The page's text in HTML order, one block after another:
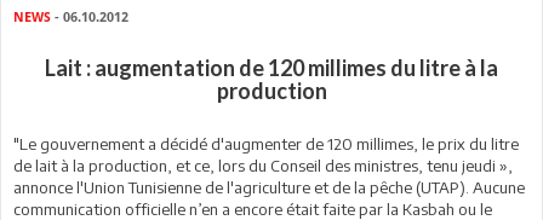
NEWS - 06.10.2012
Lait : augmentation de 120 millimes du litre à la
production
"Le gouvernement a décidé d'augmenter de 120 millimes, le prix du litre
de lait à la production, et ce, lors du Conseil des ministres, tenu jeudi »,
annonce l'Union Tunisienne de l'agriculture et de la pêche (UTAP). Aucune
communication officielle n’en a encore était faite par la Kasbah ou le